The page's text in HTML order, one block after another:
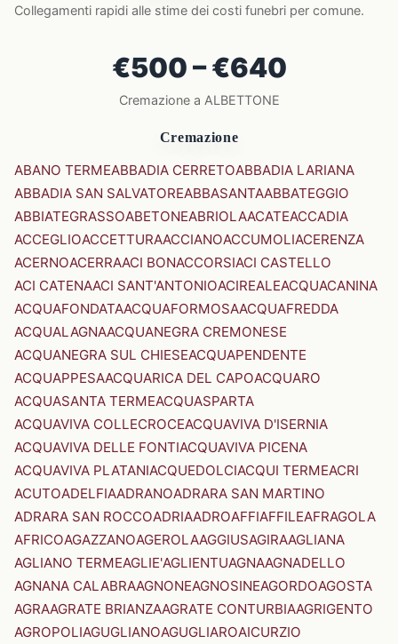
Collegamenti rapidi alle stime dei costi funebri per comune.
€500 – €640
Cremazione a ALBETTONE
Cremazione
ABANO TERMEABBADIA CERRETOABBADIA LARIANA
ABBADIA SAN SALVATOREABBASANTAABBATEGGIO
ABBIATEGRASSOABETONEABRIOLAACATEACCADIA
ACCEGLIOACCETTURAACCIANOACCUMOLIACERENZA
ACERNOACERRAACI BONACCORSIACI CASTELLO
ACI CATENAACI SANT'ANTONIOACIREALEACQUACANINA
ACQUAFONDATAACQUAFORMOSAACQUAFREDDA
ACQUALAGNAACQUANEGRA CREMONESE
ACQUANEGRA SUL CHIESEACQUAPENDENTE
ACQUAPPESAACQUARICA DEL CAPOACQUARO
ACQUASANTA TERMEACQUASPARTA
ACQUAVIVA COLLECROCEACQUAVIVA D'ISERNIA
ACQUAVIVA DELLE FONTIACQUAVIVA PICENA
ACQUAVIVA PLATANIACQUEDOLCIACQUI TERMEACRI
ACUTOADELFIAADRANOADRARA SAN MARTINO
ADRARA SAN ROCCOADRIAADROAFFIAFFILEAFRAGOLA
AFRICOAGAZZANOAGEROLAAGGIUSAGIRAAGLIANA
AGLIANO TERMEAGLIE'AGLIENTUAGNAAGNADELLO
AGNANA CALABRAAGNONEAGNOSINEAGORDOAGOSTA
AGRAAGRATE BRIANZAAGRATE CONTURBIAAGRIGENTO
AGROPOLIAGUGLIANOAGUGLIAROAICURZIO